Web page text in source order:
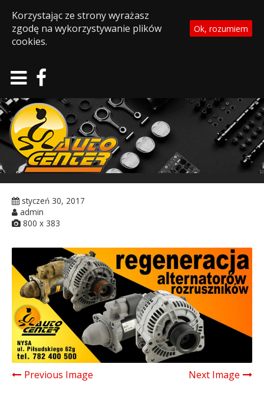
styczeń 30, 2017
admin
800 x 383
Previous Image Next Image
Korzystając ze strony wyrażasz
zgodę na wykorzystywanie plików
cookies.
Ok, rozumiem